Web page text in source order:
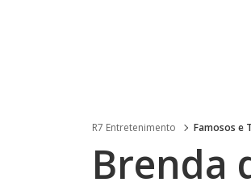
R7 Entretenimento Famosos e
Brenda